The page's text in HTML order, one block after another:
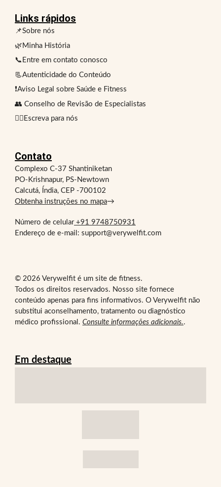
Links rápidos
📌Sobre nós
🌿Minha História
📞Entre em contato conosco
📃Autenticidade do Conteúdo
❗Aviso Legal sobre Saúde e Fitness
👥 Conselho de Revisão de Especialistas
✍🏻Escreva para nós
Contato
Complexo C-37 Shantiniketan
PO-Krishnapur, PS-Newtown
Calcutá, Índia, CEP -700102
Obtenha instruções no mapa→
Número de celular+91 9748750931
Endereço de e-mail: support@verywelfit.com
© 2026 Verywelfit é um site de fitness.
Todos os direitos reservados. Nosso site fornece
conteúdo apenas para fins informativos. O Verywelfit não
substitui aconselhamento, tratamento ou diagnóstico
médico profissional. Consulte informações adicionais..
Em destaque